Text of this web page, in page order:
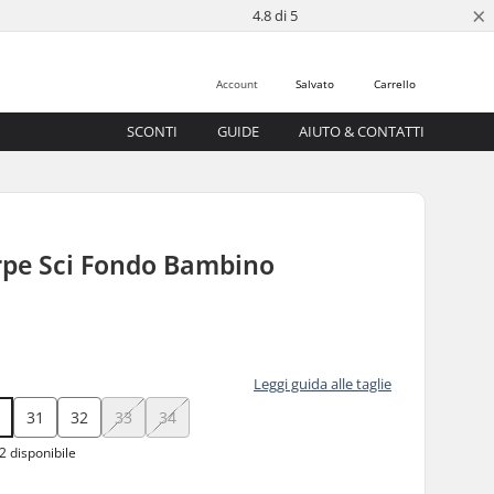
4.8 di 5 ×
Carrello
Salvato
Account
SCONTI GUIDE AIUTO & CONTATTI
Sci Fondo Bambino
Leggi guida alle taglie
31 32 33 34
disponibile